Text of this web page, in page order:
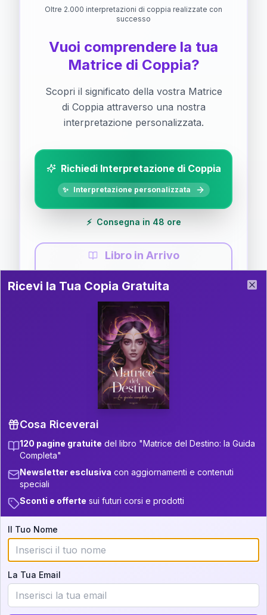
Oltre 2.000 interpretazioni di coppia realizzate con
successo
Vuoi comprendere la tua
Matrice di Coppia?
Scopri il significato della vostra Matrice
di Coppia attraverso una nostra
interpretazione personalizzata.
Richiedi Interpretazione di Coppia
✨ Interpretazione personalizzata
⚡ Consegna in 48 ore
Libro in Arrivo
Guida completa di Coppia
Il libro è in fase di scrittura. Iscriviti alla newsletter
per ricevere aggiornamenti!
P.S. Interpretazione parziale
gratuita
Scorri più in basso per vedere
un'interpretazione parziale gratuita della tua
Iscriviti alla newsletter per ricevere
aggiornamenti quando sarà disponibile.
Cosa scoprirete nella vostra
interpretazione:
💕 Come rafforzare la vostra unione
Ricevi la Tua Copia Gratuita del Libro
Ricevi la Tua Copia Gratuita
Cosa Riceverai
120 pagine gratuite del libro "Matrice del Destino: la Guida
Completa"
Newsletter esclusiva con aggiornamenti e contenuti
speciali
Sconti e offerte sui futuri corsi e prodotti
Il Tuo Nome
La Tua Email